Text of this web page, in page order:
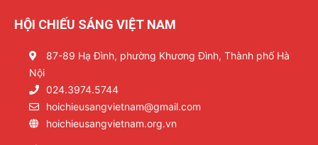
HỘI CHIẾU SÁNG VIỆT NAM
87-89 Hạ Đình, phường Khương Đình, Thành phố Hà
Nội
024.3974.5744
hoichieusangvietnam@gmail.com
hoichieusangvietnam.org.vn